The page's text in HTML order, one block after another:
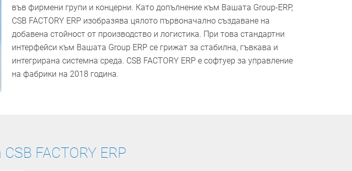
във фирмени групи и концерни. Като допълнение към Вашата Group-ERP,
CSB FACTORY ERP изобразява цялото първоначално създаване на
добавена стойност от производство и логистика. При това стандартни
интерфейси към Вашата Group ERP се грижат за стабилна, гъвкава и
интегрирана системна среда. CSB FACTORY ERP е софтуер за управление
на фабрики на 2018 година.
FACTORY ERP